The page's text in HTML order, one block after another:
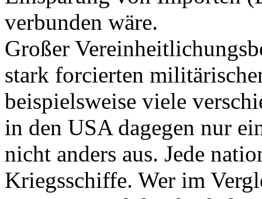
verbunden wäre.
Großer
stark forcierten
beispielsweise viele
in den USA dagegen nur
nicht anders aus. Jede
Kriegsschiffe. Wer im